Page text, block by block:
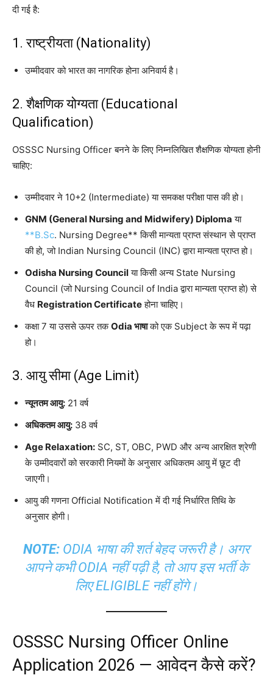
दी गई है:
1. राष्ट्रीयता (Nationality)
उम्मीदवार को भारत का नागरिक होना अनिवार्य है।
2. शैक्षणिक योग्यता (Educational
Qualification)
OSSSC Nursing Officer बनने के लिए निम्नलिखित शैक्षणिक योग्यता होनी
चाहिए:
उम्मीदवार ने 10+2 (Intermediate) या समकक्ष परीक्षा पास की हो।
GNM (General Nursing and Midwifery) Diploma या
**B.Sc. Nursing Degree** किसी मान्यता प्राप्त संस्थान से प्राप्त
की हो, जो Indian Nursing Council (INC) द्वारा मान्यता प्राप्त हो।
Odisha Nursing Councilया किसी अन्य State Nursing
Council (जो Nursing Council of India द्वारा मान्यता प्राप्त हो) से
वैध Registration Certificateहोना चाहिए।
कक्षा 7 या उससे ऊपर तकOdia भाषाको एक Subject के रूप में पढ़ा
हो।
3. आयु सीमा (Age Limit)
न्यूनतम आयु: 21 वर्ष
अधिकतम आयु: 38 वर्ष
Age Relaxation: SC, ST, OBC, PWD और अन्य आरक्षित श्रेणी
के उम्मीदवारों को सरकारी नियमों के अनुसार अधिकतम आयु में छूट दी
जाएगी।
आयु की गणना Official Notification में दी गई निर्धारित तिथि के
अनुसार होगी।
NOTE: ODIA भाषा की शर्त बेहद जरूरी है। अगर
आपने कभी ODIA नहीं पढ़ी है, तो आप इस भर्ती के
लिए ELIGIBLE नहीं होंगे।
OSSSC Nursing Officer Online
Application 2026 — आवेदन कैसे करें?